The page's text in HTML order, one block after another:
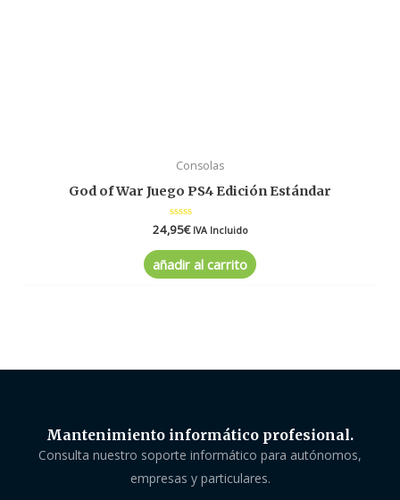
Consolas
God of War Juego PS4 Edición Estándar
Valorado
0
de
5
24,95€ IVA Incluido
añadir al carrito
Mantenimiento informático profesional.
Consulta nuestro soporte informático para autónomos,
empresas y particulares.